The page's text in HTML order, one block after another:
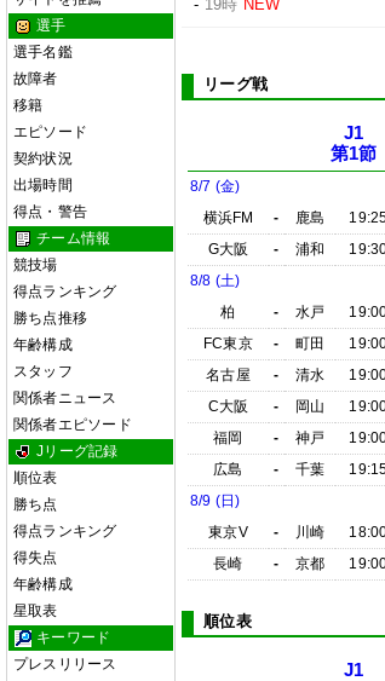
選手
選手名鑑
故障者
移籍
エピソード
契約状況
出場時間
得点・警告
チーム情報
競技場
得点ランキング
勝ち点推移
年齢構成
スタッフ
関係者ニュース
関係者エピソード
Jリーグ記録
順位表
勝ち点
得点ランキング
得失点
年齢構成
星取表
キーワード
プレスリリース
- 19時 NEW
リーグ戦
J1
第1節
8/7 (金)
横浜FM
- 鹿島
G大阪
- 浦和
8/8 (土)
柏
- 水戸
FC東京
- 町田
名古屋
- 清水
C大阪
- 岡山
福岡
- 神戸
広島
- 千葉
8/9 (日)
東京V
- 川崎
長崎
- 京都
順位表
J1